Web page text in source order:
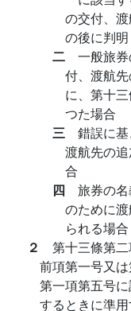
の交付、
の後に判
二 一般旅
付、渡航
に、第十
つた場合
三 錯誤に基
渡航先の
合
四 旅券の
のために
られる場合
２ 第十三條第
前項第一号又
第一項第五号
するときに準用